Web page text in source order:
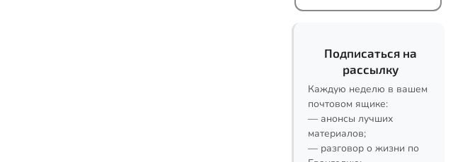
Подписаться на
рассылку
Каждую неделю в вашем
почтовом ящике:
— анонсы лучших
материалов;
— разговор о жизни по